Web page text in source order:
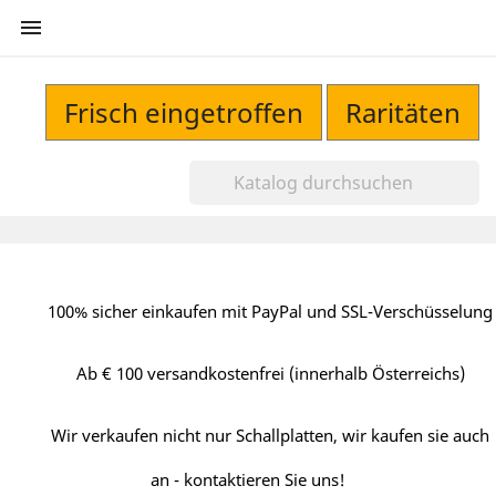

Frisch eingetroffen Raritäten
100% sicher einkaufen mit PayPal und SSL-Verschüsselung
Ab € 100 versandkostenfrei (innerhalb Österreichs)
Wir verkaufen nicht nur Schallplatten, wir kaufen sie auch
an - kontaktieren Sie uns!